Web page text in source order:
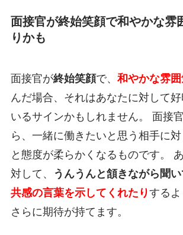
面接官が終始笑顔で和やかな雰
りかも
面接官が終始笑顔で、 和やかな雰
んだ場合、それはあなたに対して
いるサインかもしれません。 面接
ら、一緒に働きたいと思う相手に
と態度が柔らかくなるものです。
対して、
うんうんと頷きながら聞
共感の言葉を示してくれたりするよ
さらに期待が持てます。